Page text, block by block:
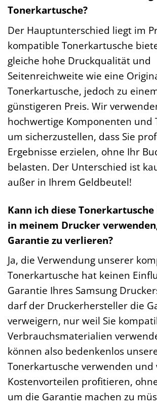
Tonerkartusche?
Der Hauptunterschied liegt im
kompatible Tonerkartusche
gleiche hohe Druckqualität und
Seitenreichweite wie eine
Tonerkartusche, jedoch zu
günstigeren Preis. Wir
hochwertige Komponenten und
um sicherzustellen, dass Sie
Ergebnisse erzielen, ohne Ihr
belasten. Der Unterschied ist
außer in Ihrem Geldbeutel!
Kann ich diese
in meinem Drucker
Garantie zu verlieren?
Ja, die Verwendung unserer
Tonerkartusche hat keinen
Garantie Ihres Samsung
darf der Druckerhersteller die
verweigern, nur weil Sie
Verbrauchsmaterialien
können also bedenkenlos
Tonerkartusche verwenden und
Kostenvorteilen profitieren,
um die Garantie machen zu